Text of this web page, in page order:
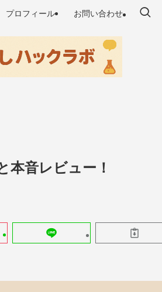
プロフィール お問い合わせ
本音レビュー！